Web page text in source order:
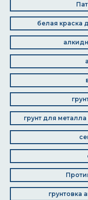
белая краска
грунт для
грунтовка